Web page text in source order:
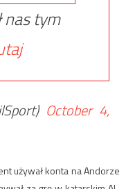
nas tym
October 4,
używał konta na Andorze